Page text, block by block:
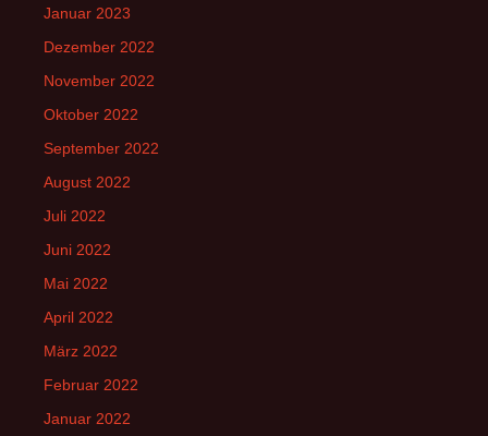
Januar 2023
Dezember 2022
November 2022
Oktober 2022
September 2022
August 2022
Juli 2022
Juni 2022
Mai 2022
April 2022
März 2022
Februar 2022
Januar 2022